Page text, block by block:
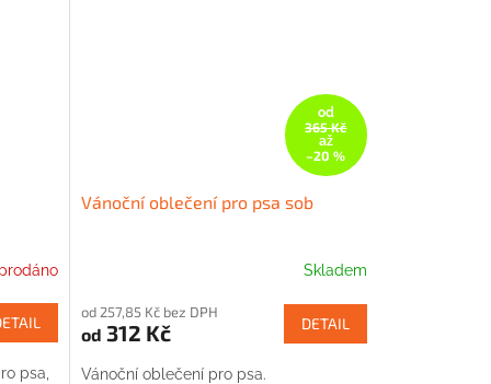
psa,
od
365 Kč
až
–20 %
Vánoční oblečení pro psa sob
Skladem
od 257,85 Kč bez DPH
od 312 Kč DETAIL
Vánoční oblečení pro psa.